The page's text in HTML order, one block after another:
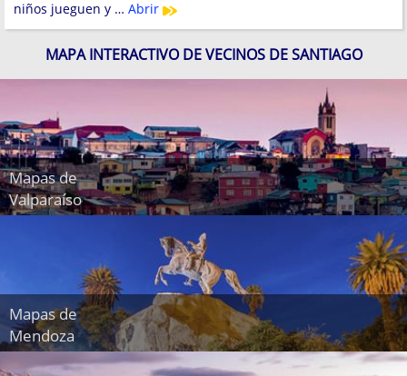
niños jueguen y … Abrir
MAPA INTERACTIVO DE VECINOS DE SANTIAGO
Mapas de
Valparaíso
Mapas de
Mendoza